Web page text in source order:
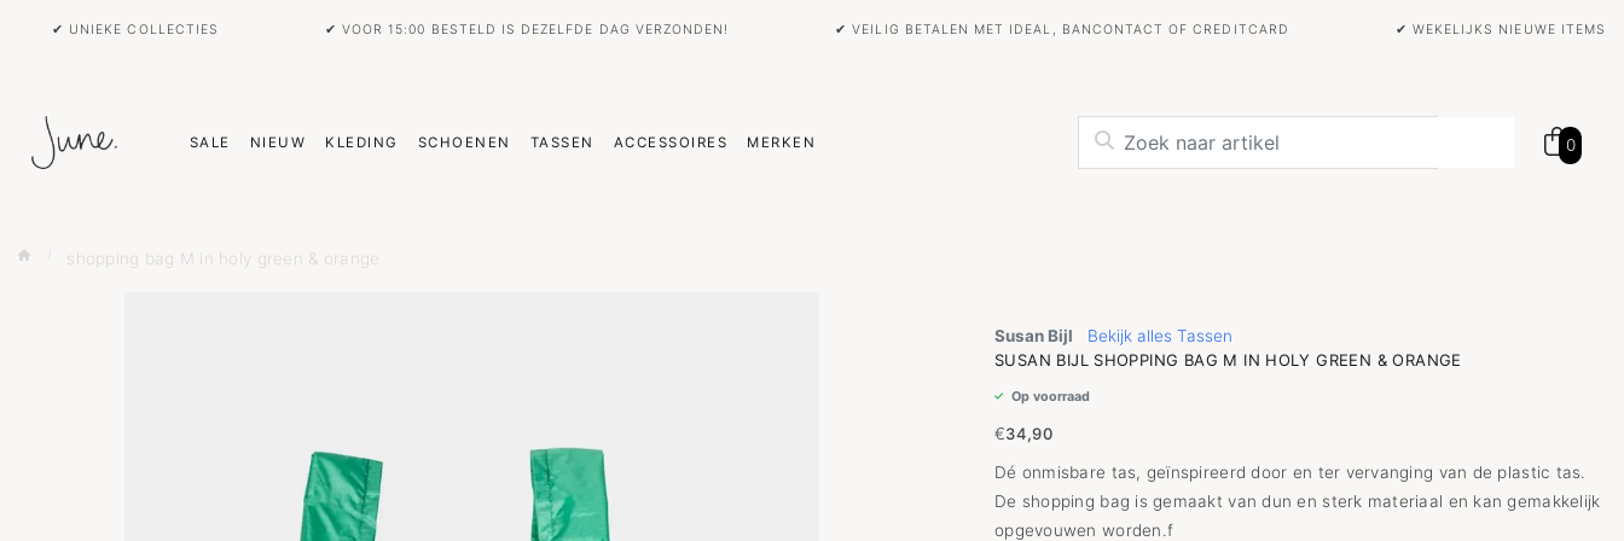
✔ UNIEKE COLLECTIES ✔ VOOR 15:00 BESTELD IS DEZELFDE DAG VERZONDEN! ✔ VEILIG BETALEN MET IDEAL, BANCONTACT OF CREDITCARD ✔ WEKELIJKS NIEUWE ITEMS
SALE NIEUW KLEDING SCHOENEN TASSEN ACCESSOIRES MERKEN 0
shopping bag M in holy green & orange
Susan Bijl
Bekijk alles Tassen
SUSAN BIJL SHOPPING BAG M IN HOLY GREEN & ORANGE
Op voorraad
€34,90
Dé onmisbare tas, geïnspireerd door en ter vervanging van de plastic tas.
De shopping bag is gemaakt van dun en sterk materiaal en kan gemakkelijk
opgevouwen worden.f